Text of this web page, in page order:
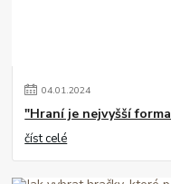
04.01.2024
"Hraní je nejvyšší
číst celé